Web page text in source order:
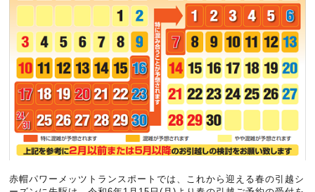
赤帽パワーメッツトランスポートでは、これから迎える春の引越シ